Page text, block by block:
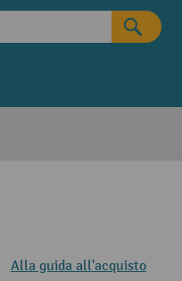
Alla guida all'acquisto